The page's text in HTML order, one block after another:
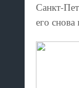
Санкт-
его